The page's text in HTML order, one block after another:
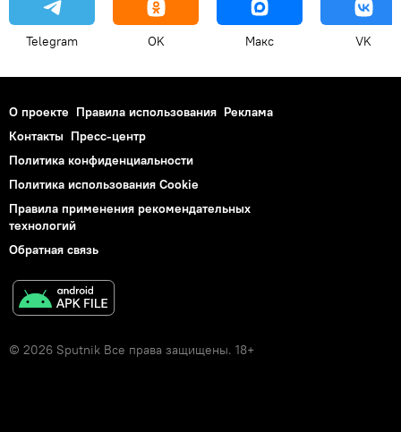
Telegram OK Макс VK
О проекте Правила использования Реклама
Контакты Пресс-центр
Политика конфиденциальности
Политика использования Cookie
Правила применения рекомендательных
технологий
Обратная связь
© 2026 Sputnik Все права защищены. 18+